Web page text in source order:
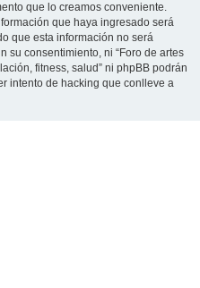
que lo creamos conveniente.
que haya ingresado será
que esta información no será
su consentimiento, ni “Foro de artes
fitness, salud” ni phpBB podrán
intento de hacking que conlleve a